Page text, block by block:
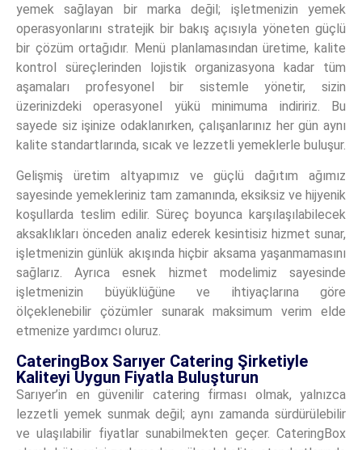
yemek sağlayan bir marka değil; işletmenizin yemek
operasyonlarını stratejik bir bakış açısıyla yöneten güçlü
bir çözüm ortağıdır. Menü planlamasından üretime, kalite
kontrol süreçlerinden lojistik organizasyona kadar tüm
aşamaları profesyonel bir sistemle yönetir, sizin
üzerinizdeki operasyonel yükü minimuma indiririz. Bu
sayede siz işinize odaklanırken, çalışanlarınız her gün aynı
kalite standartlarında, sıcak ve lezzetli yemeklerle buluşur.
Gelişmiş üretim altyapımız ve güçlü dağıtım ağımız
sayesinde yemekleriniz tam zamanında, eksiksiz ve hijyenik
koşullarda teslim edilir. Süreç boyunca karşılaşılabilecek
aksaklıkları önceden analiz ederek kesintisiz hizmet sunar,
işletmenizin günlük akışında hiçbir aksama yaşanmamasını
sağlarız. Ayrıca esnek hizmet modelimiz sayesinde
işletmenizin büyüklüğüne ve ihtiyaçlarına göre
ölçeklenebilir çözümler sunarak maksimum verim elde
etmenize yardımcı oluruz.
CateringBox Sarıyer Catering Şirketiyle
Kaliteyi Uygun Fiyatla Buluşturun
Sarıyer’in en güvenilir catering firması olmak, yalnızca
lezzetli yemek sunmak değil; aynı zamanda sürdürülebilir
ve ulaşılabilir fiyatlar sunabilmekten geçer. CateringBox